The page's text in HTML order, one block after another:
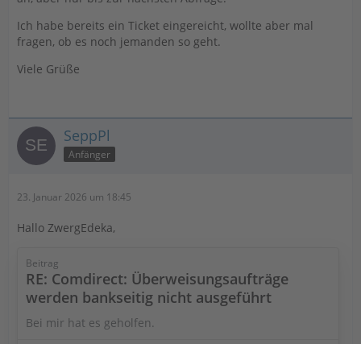
Ich habe bereits ein Ticket eingereicht, wollte aber mal
fragen, ob es noch jemanden so geht.
Viele Grüße
SeppPl
Anfänger
23. Januar 2026 um 18:45
Hallo ZwergEdeka,
Beitrag
RE: Comdirect: Überweisungsaufträge
werden bankseitig nicht ausgeführt
Bei mir hat es geholfen.